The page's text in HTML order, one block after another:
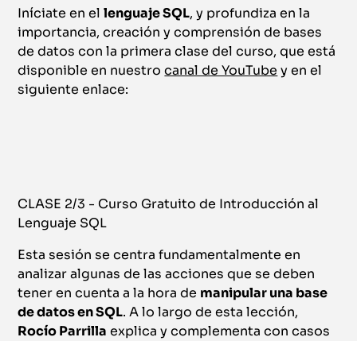
Iníciate en ellenguaje SQL, y profundiza en la
importancia, creación y comprensión de bases
de datos con la primera clase del curso, que está
disponible en nuestrocanal de YouTube y en el
siguiente enlace:
CLASE 2/3 - Curso Gratuito de Introducción al
Lenguaje SQL
Esta sesión se centra fundamentalmente en
analizar algunas de las acciones que se deben
tener en cuenta a la hora de manipular una base
de datos en SQL. A lo largo de esta lección,
Rocío Parrilla explica y complementa con casos